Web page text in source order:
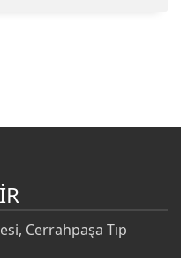
Cerrahpaşa Tıp